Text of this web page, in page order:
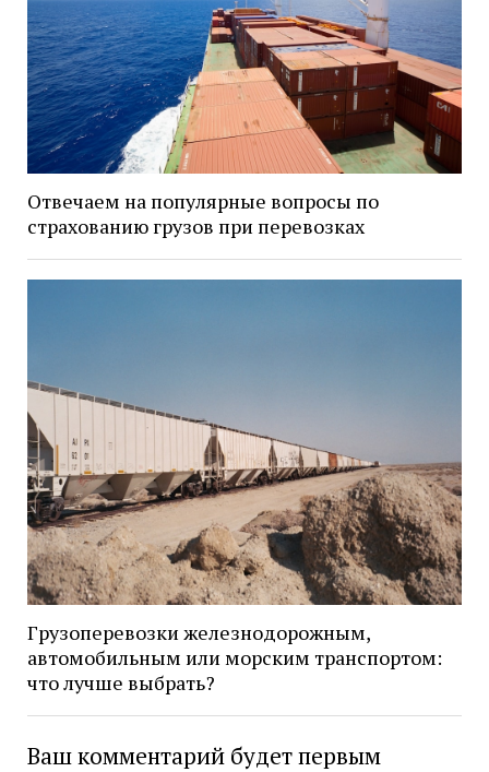
Отвечаем на популярные вопросы по
страхованию грузов при перевозках
Грузоперевозки железнодорожным,
автомобильным или морским транспортом:
что лучше выбрать?
Ваш комментарий будет первым